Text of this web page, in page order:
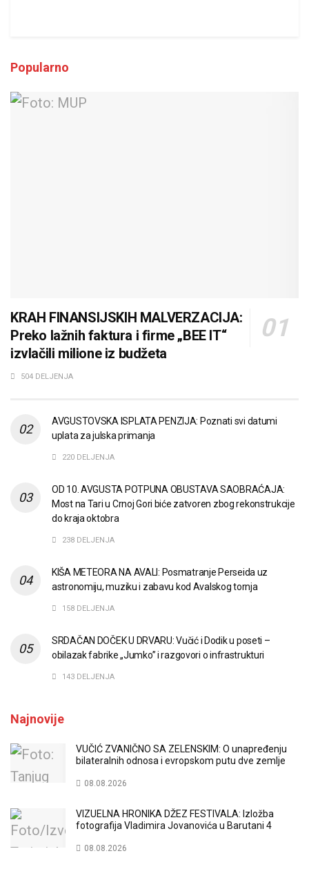
Popularno
KRAH FINANSIJSKIH MALVERZACIJA:
Preko lažnih faktura i firme „BEE IT“
izvlačili milione iz budžeta
504 DELJENJA
AVGUSTOVSKA ISPLATA PENZIJA: Poznati svi datumi
uplata za julska primanja
220 DELJENJA
OD 10. AVGUSTA POTPUNA OBUSTAVA SAOBRAĆAJA:
Most na Tari u Crnoj Gori biće zatvoren zbog rekonstrukcije
do kraja oktobra
238 DELJENJA
KIŠA METEORA NA AVALI: Posmatranje Perseida uz
astronomiju, muziku i zabavu kod Avalskog tornja
158 DELJENJA
SRDAČAN DOČEK U DRVARU: Vučić i Dodik u poseti –
obilazak fabrike „Jumko” i razgovori o infrastrukturi
143 DELJENJA
Najnovije
VUČIĆ ZVANIČNO SA ZELENSKIM: O unapređenju
bilateralnih odnosa i evropskom putu dve zemlje
08.08.2026
VIZUELNA HRONIKA DŽEZ FESTIVALA: Izložba
fotografija Vladimira Jovanovića u Barutani 4
08.08.2026